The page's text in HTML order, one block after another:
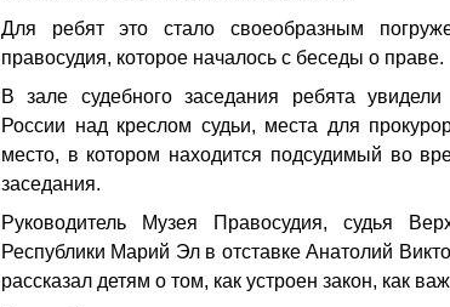
Для ребят это стало своеобразным
правосудия, которое началось с беседы о праве.
В зале судебного заседания ребята
России над креслом судьи, места для
место, в котором находится подсудимый во
заседания.
Руководитель Музея Правосудия, судья
Республики Марий Эл в отставке Анатолий
рассказал детям о том, как устроен закон, как